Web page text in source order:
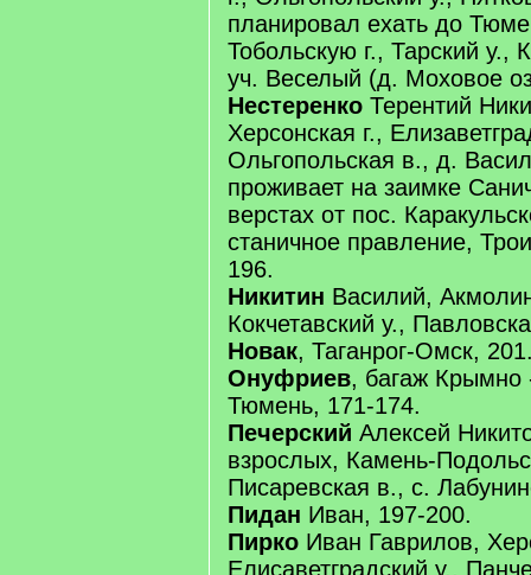
планировал ехать до
Тобольскую г., Тарский у.,
уч. Веселый (д. Моховое
Нестеренко Терентий
Херсонская г.,
Ольгопольская в., д.
проживает на заимке
верстах от пос.
станичное правление,
196.
Никитин Василий,
Кокчетавский у.,
Новак, Таганрог-Омск,
Онуфриев, багаж Крымно
Тюмень, 171-174.
Печерский Алексей
взрослых, Камень-
Писаревская в., с.
Пидан Иван, 197-200.
Пирко Иван Гаврилов,
Елисаветградский у.,